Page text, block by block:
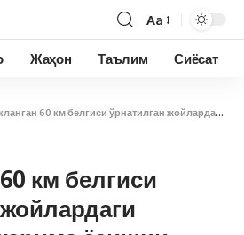
Aa
Жаҳон Таълим Сиёсат
60 км белгиси ўрнатилган жойлардаги камералар жарима ёзишни бошлади» — ЙҲХХ
км белгиси